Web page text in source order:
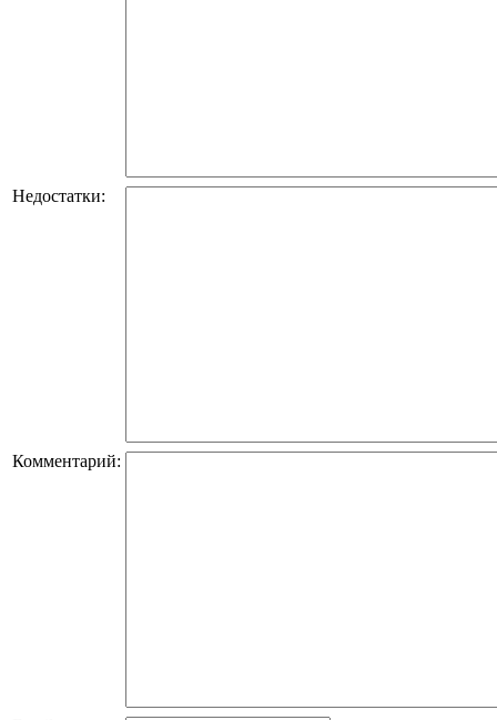
Недостатки:
Комментарий: